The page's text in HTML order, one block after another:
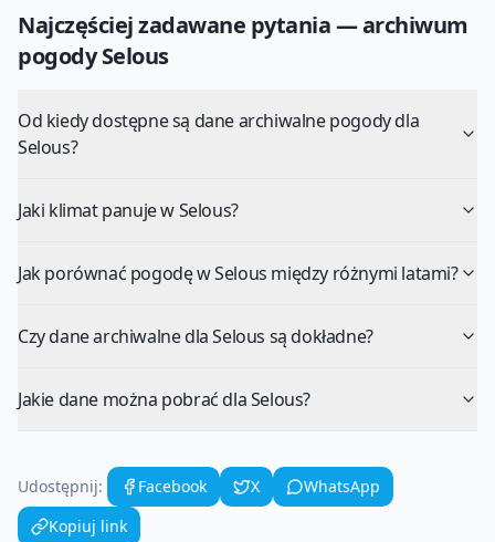
Najczęściej zadawane pytania — archiwum
pogodySelous
Od kiedy dostępne są dane archiwalne pogody dla
Selous?
Jaki klimat panuje w Selous?
Jak porównać pogodę w Selous między różnymi latami?
Czy dane archiwalne dla Selous są dokładne?
Jakie dane można pobrać dla Selous?
Udostępnij: Facebook X
WhatsApp
Kopiuj link